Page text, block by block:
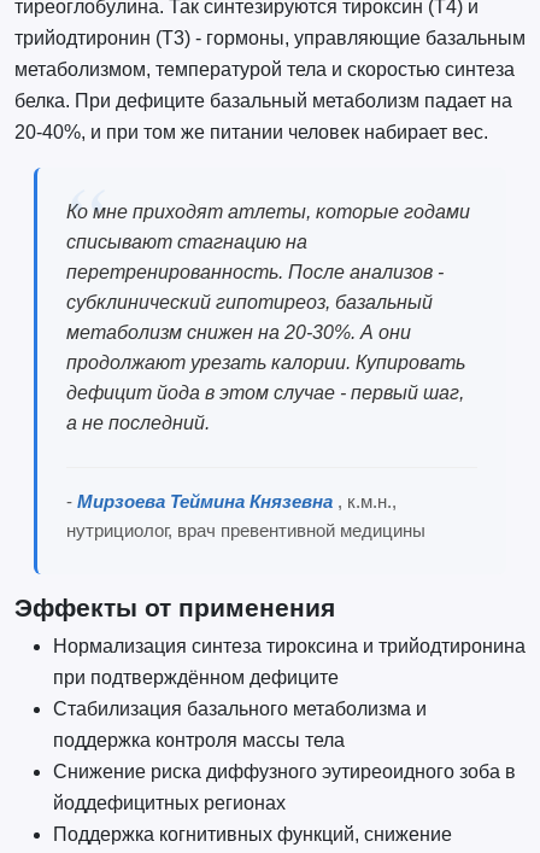
тиреоглобулина. Так синтезируются тироксин (Т4) и
трийодтиронин (Т3) - гормоны, управляющие базальным
метаболизмом, температурой тела и скоростью синтеза
белка. При дефиците базальный метаболизм падает на
20-40%, и при том же питании человек набирает вес.
Ко мне приходят атлеты, которые годами
списывают стагнацию на
перетренированность. После анализов -
субклинический гипотиреоз, базальный
метаболизм снижен на 20-30%. А они
продолжают урезать калории. Купировать
дефицит йода в этом случае - первый шаг,
а не последний.
- Мирзоева Теймина Князевна , к.м.н.,
нутрициолог, врач превентивной медицины
Эффекты от применения
Нормализация синтеза тироксина и трийодтиронина
при подтверждённом дефиците
Стабилизация базального метаболизма и
поддержка контроля массы тела
Снижение риска диффузного эутиреоидного зоба в
йоддефицитных регионах
Поддержка когнитивных функций, снижение